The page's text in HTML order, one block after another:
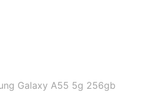
Galaxy A55 5g 256gb